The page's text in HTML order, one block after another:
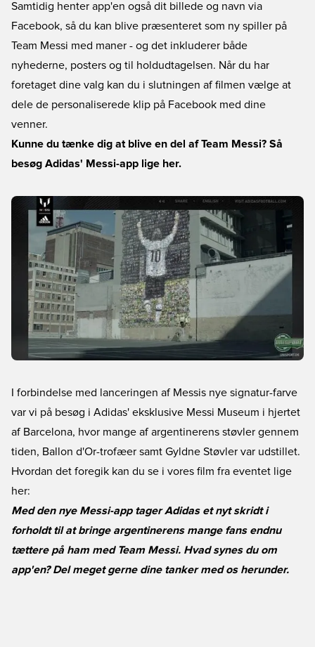
Samtidig henter app'en også dit billede og navn via
Facebook, så du kan blive præsenteret som ny spiller på
Team Messi med maner - og det inkluderer både
nyhederne, posters og til holdudtagelsen. Når du har
foretaget dine valg kan du i slutningen af filmen vælge at
dele de personaliserede klip på Facebook med dine
venner.
Kunne du tænke dig at blive en del af Team Messi? Så
besøg Adidas' Messi-app lige her.
I forbindelse med lanceringen af Messis nye signatur-farve
var vi på besøg i Adidas' eksklusive Messi Museum i hjertet
af Barcelona, hvor mange af argentinerens støvler gennem
tiden, Ballon d'Or-trofæer samt Gyldne Støvler var udstillet.
Hvordan det foregik kan du se i vores film fra eventet lige
her:
Med den nye Messi-app tager Adidas et nyt skridt i
forholdt til at bringe argentinerens mange fans endnu
tættere på ham med Team Messi. Hvad synes du om
app'en? Del meget gerne dine tanker med os herunder.